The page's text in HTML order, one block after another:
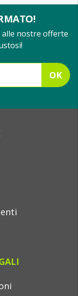
alle nostre offerte
OK